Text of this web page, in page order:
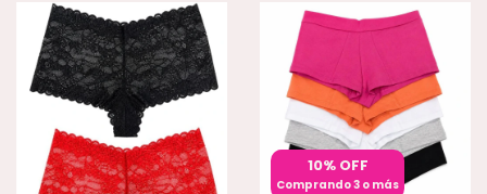
10% OFF
Comprando 3 o más